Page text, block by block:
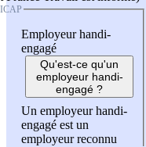
Employeur handi-
engagé
Qu'est-ce qu'un
employeur handi-
engagé ?
Un employeur handi-
engagé est un
employeur reconnu